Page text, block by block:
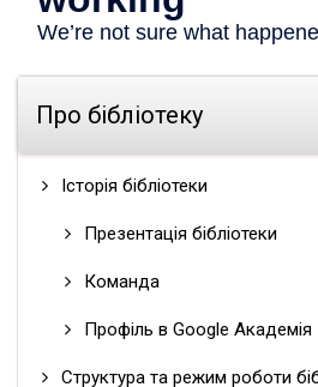
Про бібліотеку
Історія бібліотеки
Презентація бібліотеки
Команда
Профіль в Google Академія
Структура та режим роботи